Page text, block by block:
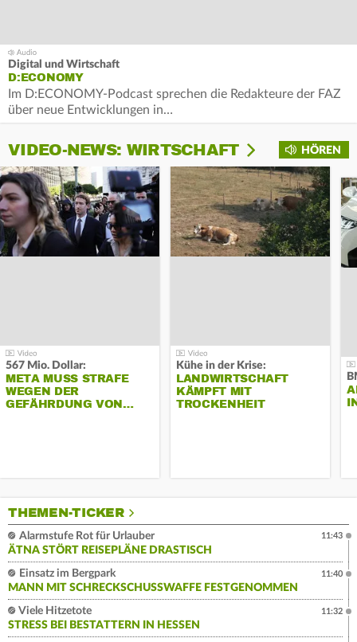
Digital und Wirtschaft
D:ECONOMY
Im D:ECONOMY-Podcast sprechen die Redakteure der FAZ
über neue Entwicklungen in…
HÖREN
VIDEO-NEWS: WIRTSCHAFT
567 Mio. Dollar:
META MUSS STRAFE
WEGEN DER
GEFÄHRDUNG VON…
Kühe in der Krise:
LANDWIRTSCHAFT
KÄMPFT MIT
TROCKENHEIT
THEMEN-TICKER
Alarmstufe Rot für Urlauber
ÄTNA STÖRT REISEPLÄNE DRASTISCH
11:43
Einsatz im Bergpark
MANN MIT SCHRECKSCHUSSWAFFE FESTGENOMMEN
11:40
Viele Hitzetote
STRESS BEI BESTATTERN IN HESSEN
11:32